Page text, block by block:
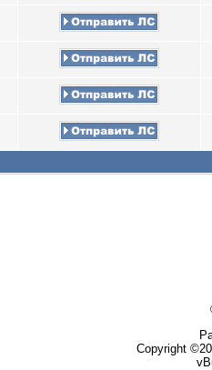
Copyright